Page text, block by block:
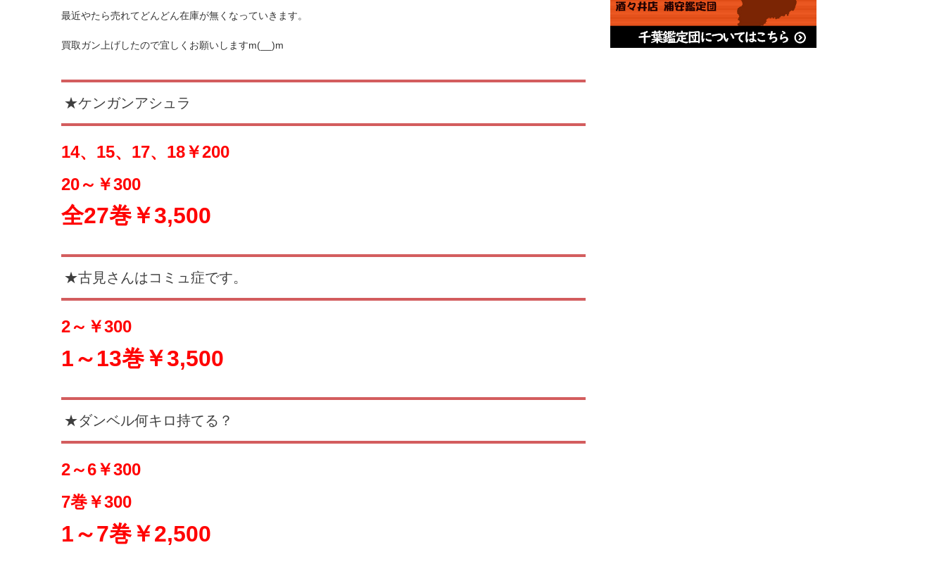
最近やたら売れてどんどん在庫が無くなっていきます。
買取ガン上げしたので宜しくお願いしますm(__)m
★ケンガンアシュラ
14、15、17、18￥200
20～￥300
全27巻￥3,500
★古見さんはコミュ症です。
2～￥300
1～13巻￥3,500
★ダンベル何キロ持てる？
2～6￥300
7巻￥300
1～7巻￥2,500